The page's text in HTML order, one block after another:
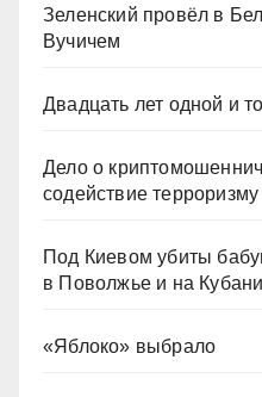
Зеленский провёл в
Вучичем
Двадцать лет одной и
Дело о
содействие терроризму
Под Киевом убиты
в Поволжье и на
«Яблоко» выбрало